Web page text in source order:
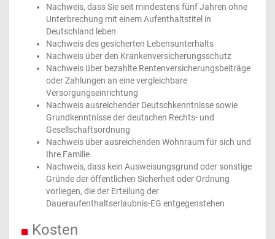
Nachweis, dass Sie seit mindestens fünf Jahren ohne
Unterbrechung mit einem Aufenthaltstitel in
Deutschland leben
Nachweis des gesicherten Lebensunterhalts
Nachweis über den Krankenversicherungsschutz
Nachweis über bezahlte Rentenversicherungsbeiträge
oder Zahlungen an eine vergleichbare
Versorgungseinrichtung
Nachweis ausreichender Deutschkenntnisse sowie
Grundkenntnisse der deutschen Rechts- und
Gesellschaftsordnung
Nachweis über ausreichenden Wohnraum für sich und
Ihre Familie
Nachweis, dass kein Ausweisungsgrund oder sonstige
Gründe der öffentlichen Sicherheit oder Ordnung
vorliegen, die der Erteilung der
Daueraufenthaltserlaubnis-EG entgegenstehen
Kosten